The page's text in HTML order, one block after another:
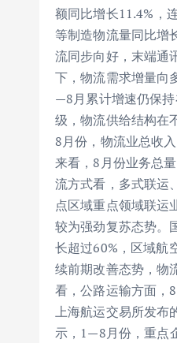
额同比增长11.4%，
等制造物流量同比增
流同步向好，末端通
下，物流需求增量向
—8月累计增速仍保
级，物流供给结构在
8月份，物流业总收
来看，8月份业务总
流方式看，多式联运
点区域重点领域联运
较为强劲复苏态势。
长超过60%，区域航
续前期改善态势，物
看，公路运输方面，
上海航运交易所发布
示，1—8月份，重点